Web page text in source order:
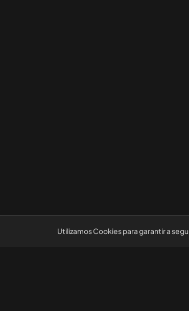
Utilizamos Cookies para garantir a